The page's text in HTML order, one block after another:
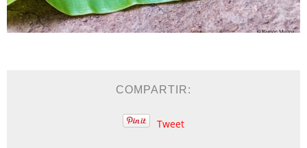
COMPARTIR:
Tweet